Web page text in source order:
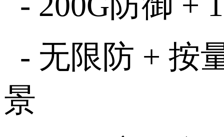
- 无限防 + 按
景